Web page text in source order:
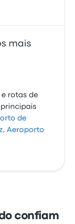
mais
rotas de
de
,Aeroporto
confiam